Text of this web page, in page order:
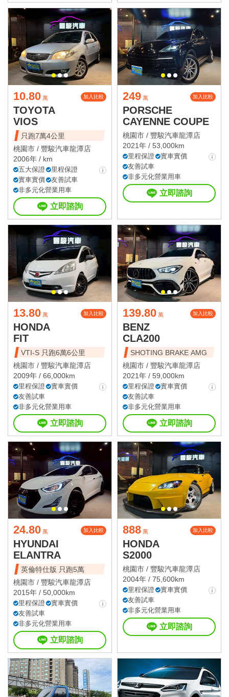
10.80 萬 加入比較
TOYOTA
VIOS
只跑7萬4公里
桃園市 / 豐駿汽車龍潭店
2006年 / km
五大保證
里程保證
實車實價
友善試車
非多元化營業用車
立即諮詢
249 萬 加入比較
PORSCHE
CAYENNE COUPE
桃園市 / 豐駿汽車龍潭店
2021年 / 53,000km
里程保證
實車實價
友善試車
非多元化營業用車
立即諮詢
13.80 萬 加入比較
HONDA
FIT
VTI-S 只跑6萬6公里
桃園市 / 豐駿汽車龍潭店
2009年 / 66,000km
里程保證
實車實價
友善試車
非多元化營業用車
立即諮詢
139.80 萬 加入比較
BENZ
CLA200
SHOTING BRAKE AMG
桃園市 / 豐駿汽車龍潭店
2021年 / 59,000km
里程保證
實車實價
友善試車
非多元化營業用車
立即諮詢
24.80 萬 加入比較
HYUNDAI
ELANTRA
英倫特仕版 只跑5萬
桃園市 / 豐駿汽車龍潭店
2015年 / 50,000km
里程保證
實車實價
友善試車
非多元化營業用車
立即諮詢
888 萬 加入比較
HONDA
S2000
桃園市 / 豐駿汽車龍潭店
2004年 / 75,600km
里程保證
實車實價
友善試車
非多元化營業用車
立即諮詢